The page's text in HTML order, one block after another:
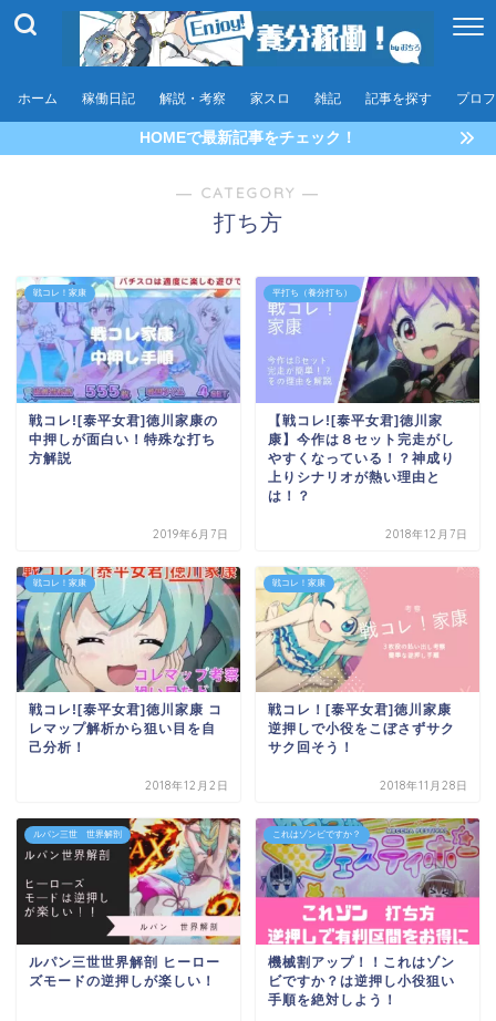
ホーム 稼働日記 解説・考察 家スロ 雑記 記事を探す プロ
HOMEで最新記事をチェック！
― CATEGORY ―
打ち方
戦コレ！家康
戦コレ![泰平女君]徳川家康の
中押しが面白い！特殊な打ち
方解説
2019年6月7日
平打ち（養分打ち）
【戦コレ![泰平女君]徳川家
康】今作は８セット完走がし
やすくなっている！？神成り
上りシナリオが熱い理由と
は！？
2018年12月7日
戦コレ！家康
戦コレ![泰平女君]徳川家康 コ
レマップ解析から狙い目を自
己分析！
2018年12月2日
戦コレ！家康
戦コレ！[泰平女君]徳川家康
逆押しで小役をこぼさずサク
サク回そう！
2018年11月28日
ルパン三世 世界解剖
ルパン三世世界解剖 ヒーロー
ズモードの逆押しが楽しい！
これはゾンビですか？
機械割アップ！！これはゾン
ビですか？は逆押し小役狙い
手順を絶対しよう！